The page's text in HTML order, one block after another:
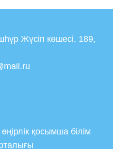
Жүсіп көшесі, 189,
қосымша білім